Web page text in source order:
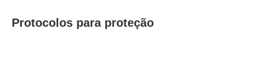
Protocolos para proteção